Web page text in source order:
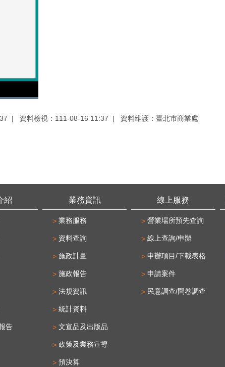
資料檢視：111-08-16 11:37 資料維護：臺北市商業處
紹
告
業務資訊
業務服務
資料查詢
施政計畫
施政報告
法規資訊
統計資料
文宣品及出版品
政策及業務宣導
預決算
線上服務
營業場所預先查詢
線上查詢/申辦
申辦項目/下載表格
申請案件
民意調查/問卷調查